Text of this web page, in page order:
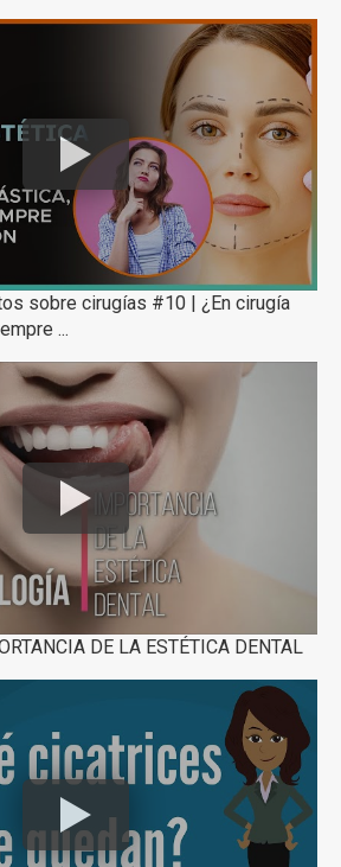
sobre cirugías #10 | ¿En cirugía
...
DE LA ESTÉTICA DENTAL